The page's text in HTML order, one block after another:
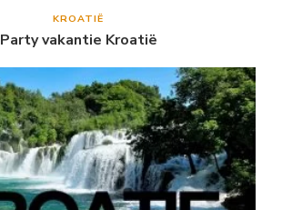
KROATIË
Party vakantie Kroatië